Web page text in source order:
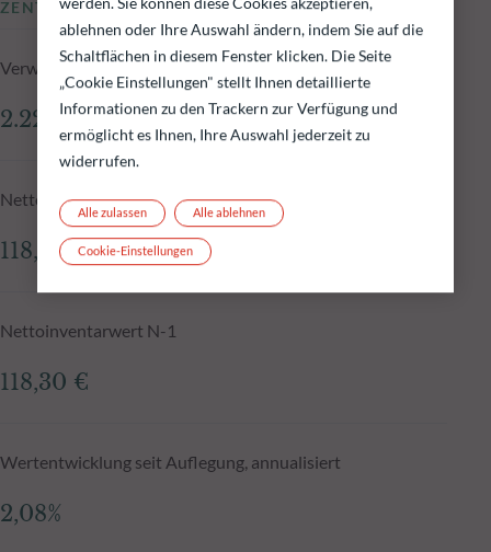
ZENTRALE KENNZAHLEN
Verwaltetes Fondsvolumen zum 04.08.2026
2.225,85 Mio.€
Nettoinventarwert zum 04.08.2026
118,38 €
Nettoinventarwert N-1
118,30 €
Wertentwicklung seit Auflegung, annualisiert
2,08%
ablehnen oder Ihre Auswahl ändern, indem Sie auf die
Schaltflächen in diesem Fenster klicken. Die Seite
„Cookie Einstellungen" stellt Ihnen detaillierte
Informationen zu den Trackern zur Verfügung und
ermöglicht es Ihnen, Ihre Auswahl jederzeit zu
widerrufen.
Alle ablehnen
Alle zulassen
Cookie-Einstellungen